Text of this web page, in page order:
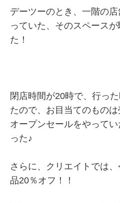
デーツーのとき、一階の
っていた、そのスペース
た！
閉店時間が20時で、行っ
たので、お目当てのものは
オープンセールをやって
った♪
さらに、クリエイトでは
品20％オフ！！